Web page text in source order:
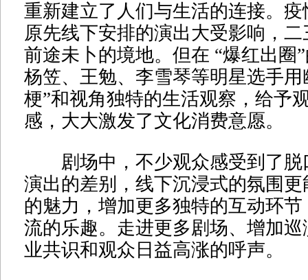
重新建立了人们与生活的连接。
原先线下安排的演出大受影响，
前途未卜的境地。但在 “爆红出圈
杨笠、王勉、李雪琴等明星选手用
梗”和视角独特的生活观察，给予
感，大大激发了文化消费意愿。
剧场中，不少观众感受到了脱
演出的差别，线下沉浸式的氛围
的魅力，增加更多独特的互动环
流的乐趣。走进更多剧场、增加
业共识和观众日益高涨的呼声。